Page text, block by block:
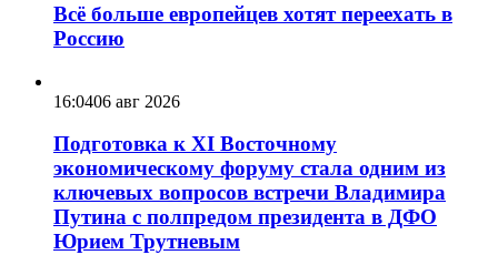
Всё больше европейцев хотят переехать в
Россию
16:0406 авг 2026
Подготовка к XI Восточному
экономическому форуму стала одним из
ключевых вопросов встречи Владимира
Путина с полпредом президента в ДФО
Юрием Трутневым